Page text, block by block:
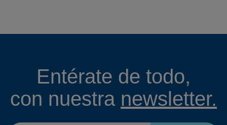
Entérate de todo,
con nuestra newsletter.